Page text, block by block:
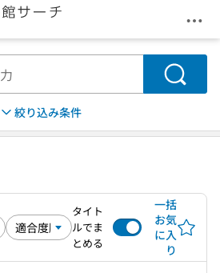
メ
検索
絞り込み条件
タイト
ルでま
とめる
一括
お気
に入
り